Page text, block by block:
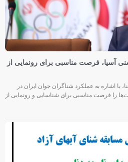
آسیا، فرصت مناسبی برای رونمایی از
اشاره به عملکرد شناگران جوان ایران در
را فرصت مناسبی برای شناسایی و رونمایی از